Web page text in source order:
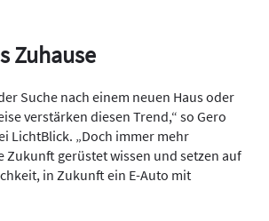
Zuhause
Suche nach einem neuen Haus oder
verstärken diesen Trend,“ so Gero
LichtBlick. „Doch immer mehr
Zukunft gerüstet wissen und setzen auf
in Zukunft ein E-Auto mit